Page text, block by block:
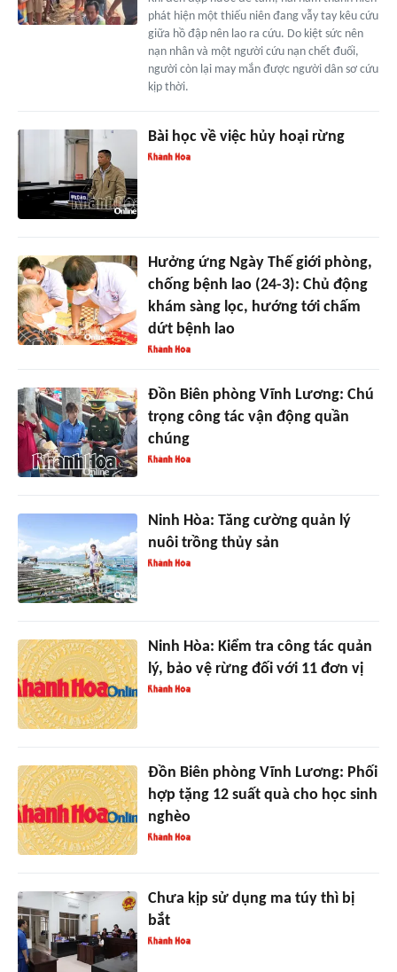
phát hiện một thiếu niên đang vẫy tay kêu cứu
giữa hồ đập nên lao ra cứu. Do kiệt sức nên
nạn nhân và một người cứu nạn chết đuối,
người còn lại may mắn được người dân sơ cứu
kịp thời.
Bài học về việc hủy hoại rừng
Hưởng ứng Ngày Thế giới phòng,
chống bệnh lao (24-3): Chủ động
khám sàng lọc, hướng tới chấm
dứt bệnh lao
Đồn Biên phòng Vĩnh Lương: Chú
trọng công tác vận động quần
chúng
Ninh Hòa: Tăng cường quản lý
nuôi trồng thủy sản
Ninh Hòa: Kiểm tra công tác quản
lý, bảo vệ rừng đối với 11 đơn vị
Đồn Biên phòng Vĩnh Lương: Phối
hợp tặng 12 suất quà cho học sinh
nghèo
Chưa kịp sử dụng ma túy thì bị
bắt